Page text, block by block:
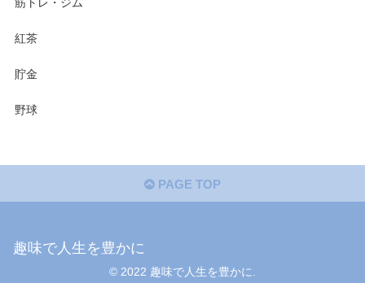
筋トレ・ジム
紅茶
貯金
野球
PAGE TOP
趣味で人生を豊かに
© 2022 趣味で人生を豊かに.